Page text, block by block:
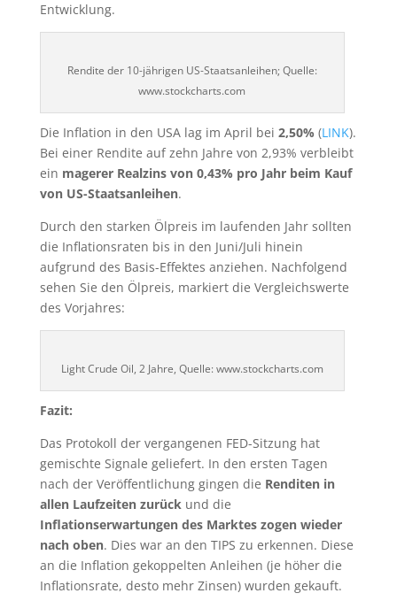
Entwicklung.
Rendite der 10-jährigen US-Staatsanleihen; Quelle:
www.stockcharts.com
Die Inflation in den USA lag im April bei 2,50% (LINK).
Bei einer Rendite auf zehn Jahre von 2,93% verbleibt
ein magerer Realzins von 0,43% pro Jahr beim Kauf
von US-Staatsanleihen.
Durch den starken Ölpreis im laufenden Jahr sollten
die Inflationsraten bis in den Juni/Juli hinein
aufgrund des Basis-Effektes anziehen. Nachfolgend
sehen Sie den Ölpreis, markiert die Vergleichswerte
des Vorjahres:
Light Crude Oil, 2 Jahre, Quelle: www.stockcharts.com
Fazit:
Das Protokoll der vergangenen FED-Sitzung hat
gemischte Signale geliefert. In den ersten Tagen
nach der Veröffentlichung gingen die Renditen in
allen Laufzeiten zurückund die
Inflationserwartungen des Marktes zogen wieder
nach oben. Dies war an den TIPS zu erkennen. Diese
an die Inflation gekoppelten Anleihen (je höher die
Inflationsrate, desto mehr Zinsen) wurden gekauft.